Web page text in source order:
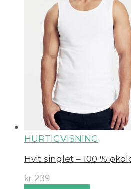
HURTIGVISNING
Hvit singlet – 100 %
kr 239